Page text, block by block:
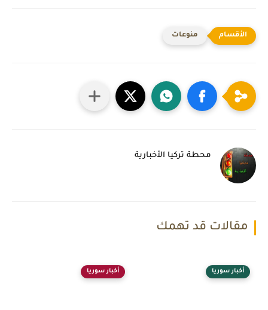
منوعات
محطة تركيا الأخبارية
مقالات قد تهمك
أخبار سوريا أخبار سوريا